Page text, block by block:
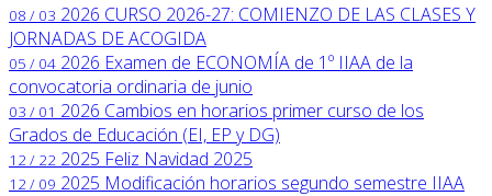
08 / 03 2026 CURSO 2026-27: COMIENZO DE LAS CLASES Y
JORNADAS DE ACOGIDA
05 / 04 2026 Examen de ECONOMÍA de 1º IIAA de la
convocatoria ordinaria de junio
03 / 01 2026 Cambios en horarios primer curso de los
Grados de Educación (EI, EP y DG)
12 / 22 2025 Feliz Navidad 2025
12 / 09 2025 Modificación horarios segundo semestre IIAA